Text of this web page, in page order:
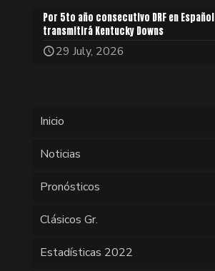
Por 5to año consecutivo DRF en Español
transmitirá Kentucky Downs
29 July, 2026
Inicio
Noticias
Pronósticos
Clásicos Gr.
Estadísticas 2022